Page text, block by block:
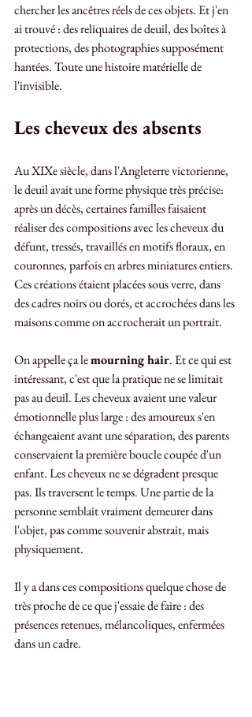
chercher les ancêtres réels de ces objets. Et j'en
ai trouvé : des reliquaires de deuil, des boîtes à
protections, des photographies supposément
hantées. Toute une histoire matérielle de
l'invisible.
Les cheveux des absents
Au XIXe siècle, dans l'Angleterre victorienne,
le deuil avait une forme physique très précise:
après un décès, certaines familles faisaient
réaliser des compositions avec les cheveux du
défunt, tressés, travaillés en motifs floraux, en
couronnes, parfois en arbres miniatures entiers.
Ces créations étaient placées sous verre, dans
des cadres noirs ou dorés, et accrochées dans les
maisons comme on accrocherait un portrait.
On appelle ça le mourning hair. Et ce qui est
intéressant, c'est que la pratique ne se limitait
pas au deuil. Les cheveux avaient une valeur
émotionnelle plus large : des amoureux s'en
échangeaient avant une séparation, des parents
conservaient la première boucle coupée d'un
enfant. Les cheveux ne se dégradent presque
pas. Ils traversent le temps. Une partie de la
personne semblait vraiment demeurer dans
l'objet, pas comme souvenir abstrait, mais
physiquement.
Il y a dans ces compositions quelque chose de
très proche de ce que j'essaie de faire : des
présences retenues, mélancoliques, enfermées
dans un cadre.